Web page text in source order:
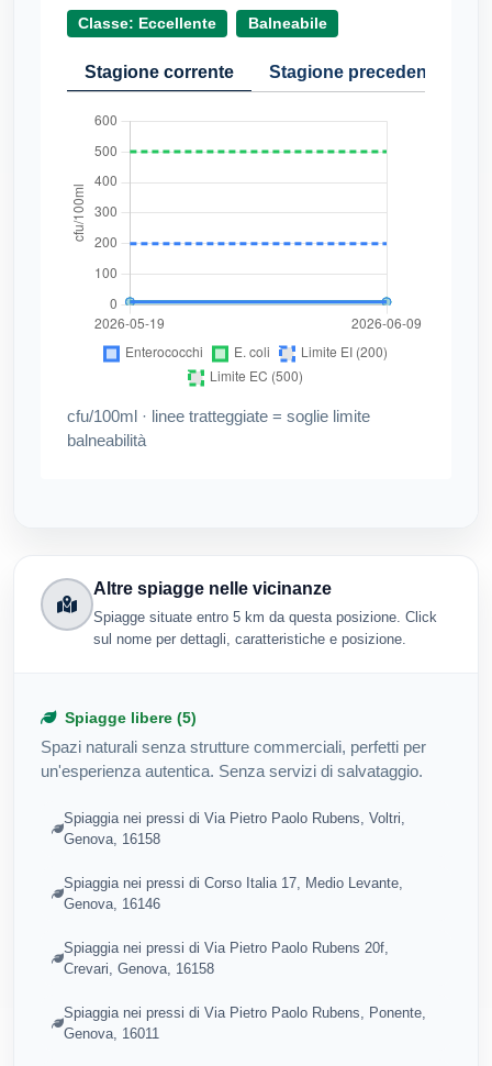
Classe: Eccellente Balneabile
Stagione corrente Stagione precedente
cfu/100ml · linee tratteggiate = soglie limite
balneabilità
Altre spiagge nelle vicinanze
Spiagge situate entro 5 km da questa posizione. Click
sul nome per dettagli, caratteristiche e posizione.
Spiagge libere (5)
Spazi naturali senza strutture commerciali, perfetti per
un'esperienza autentica. Senza servizi di salvataggio.
Spiaggia nei pressi di Via Pietro Paolo Rubens, Voltri,
Genova, 16158
Spiaggia nei pressi di Corso Italia 17, Medio Levante,
Genova, 16146
Spiaggia nei pressi di Via Pietro Paolo Rubens 20f,
Crevari, Genova, 16158
Spiaggia nei pressi di Via Pietro Paolo Rubens, Ponente,
Genova, 16011